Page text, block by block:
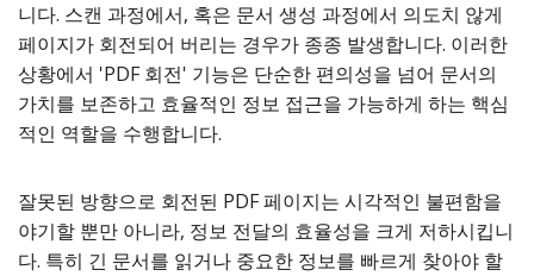
니다. 스캔 과정에서, 혹은 문서 생성 과정에서 의도치 않게
페이지가 회전되어 버리는 경우가 종종 발생합니다. 이러한
상황에서 'PDF 회전' 기능은 단순한 편의성을 넘어 문서의
가치를 보존하고 효율적인 정보 접근을 가능하게 하는 핵심
적인 역할을 수행합니다.
잘못된 방향으로 회전된 PDF 페이지는 시각적인 불편함을
야기할 뿐만 아니라, 정보 전달의 효율성을 크게 저하시킵니
다. 특히 긴 문서를 읽거나 중요한 정보를 빠르게 찾아야 할